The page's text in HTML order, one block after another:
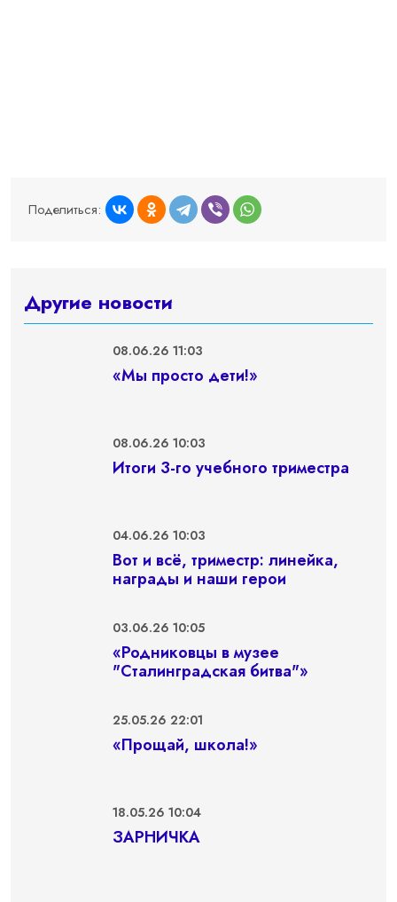
Поделиться:
Другие новости
08.06.26 11:03
«Мы просто дети!»
08.06.26 10:03
Итоги 3-го учебного триместра
04.06.26 10:03
Вот и всё, триместр: линейка,
награды и наши герои
03.06.26 10:05
«Родниковцы в музее
"Сталинградская битва"»
25.05.26 22:01
«Прощай, школа!»
18.05.26 10:04
ЗАРНИЧКА